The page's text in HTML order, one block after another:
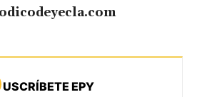
USCRÍBETE EPY